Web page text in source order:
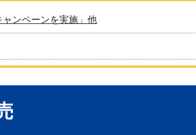
ンペーンを実施」他